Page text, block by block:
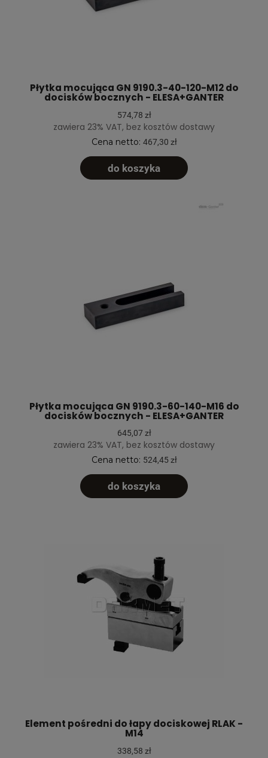
Płytka mocująca GN 9190.3-40-120-M12 do
docisków bocznych - ELESA+GANTER
574,78 zł
zawiera 23% VAT, bez kosztów dostawy
Cena netto: 467,30 zł
do koszyka
Płytka mocująca GN 9190.3-60-140-M16 do
docisków bocznych - ELESA+GANTER
645,07 zł
zawiera 23% VAT, bez kosztów dostawy
Cena netto: 524,45 zł
do koszyka
Element pośredni do łapy dociskowej RLAK -
M14
338,58 zł